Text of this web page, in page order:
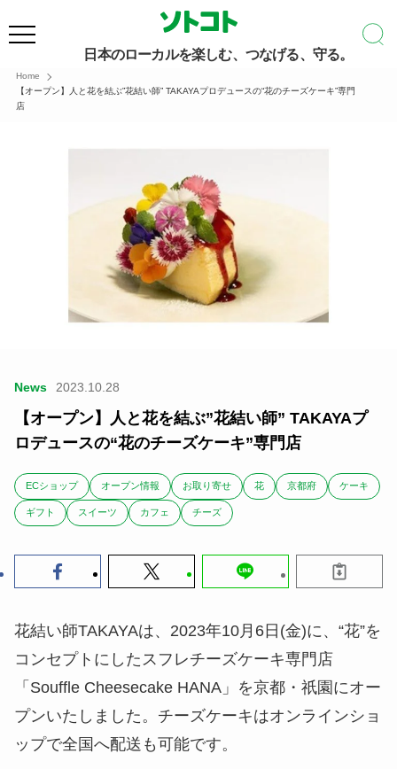
日本のローカルを楽しむ、つなげる、守る。
Home
【オープン】人と花を結ぶ”花結い師” TAKAYAプロデュースの“花のチーズケーキ”専門
店
News 2023.10.28
【オープン】人と花を結ぶ”花結い師” TAKAYAプ
ロデュースの“花のチーズケーキ”専門店
ECショップ オープン情報 お取り寄せ 花 京都府 ケーキ
ギフト スイーツ カフェ チーズ
花結い師TAKAYAは、2023年10月6日(金)に、“花”を
コンセプトにしたスフレチーズケーキ専門店
「Souffle Cheesecake HANA」を京都・祇園にオー
プンいたしました。チーズケーキはオンラインショ
ップで全国へ配送も可能です。